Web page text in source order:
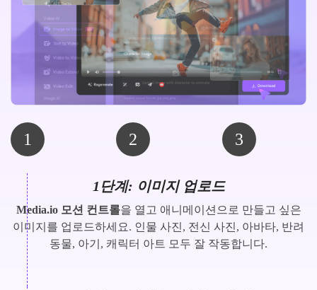
1 2 3
1단계: 이미지 업로드
Media.io 모션 컨트롤을 열고 애니메이션으로 만들고 싶은
이미지를 업로드하세요. 인물 사진, 전신 사진, 아바타, 반려
동물, 아기, 캐릭터 아트 모두 잘 작동합니다.